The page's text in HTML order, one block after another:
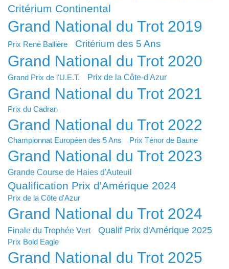
Critérium Continental
Grand National du Trot 2019
Prix René Ballière Critérium des 5 Ans
Grand National du Trot 2020
Grand Prix de l'U.E.T. Prix de la Côte-d'Azur
Grand National du Trot 2021
Prix du Cadran
Grand National du Trot 2022
Championnat Européen des 5 Ans Prix Ténor de Baune
Grand National du Trot 2023
Grande Course de Haies d'Auteuil
Qualification Prix d'Amérique 2024
Prix de la Côte d'Azur
Grand National du Trot 2024
Finale du Trophée Vert Qualif Prix d'Amérique 2025
Prix Bold Eagle
Grand National du Trot 2025